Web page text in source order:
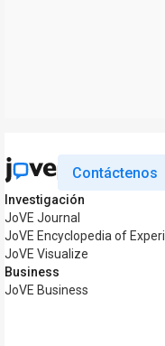
Contáctenos
Investigación
JoVE Journal
JoVE Encyclopedia of
JoVE Visualize
Business
JoVE Business